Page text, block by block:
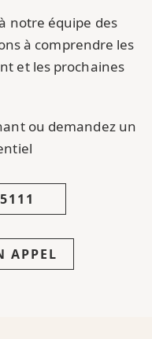
notre équipe des
à comprendre les
et les prochaines
ou demandez un
APPEL